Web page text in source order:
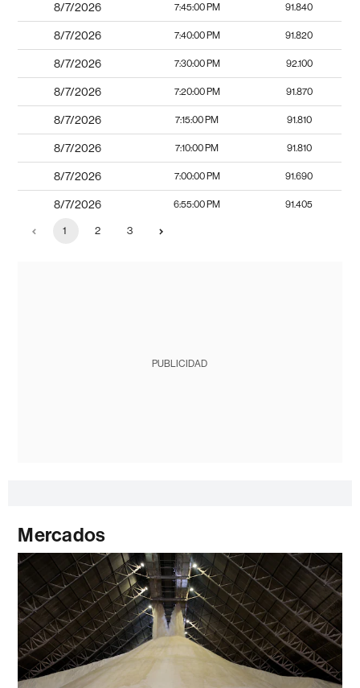
8/7/2026 7:45:00 PM 91.840
8/7/2026 7:40:00 PM 91.820
8/7/2026 7:30:00 PM 92.100
8/7/2026 7:20:00 PM 91.870
8/7/2026 7:15:00 PM 91.810
8/7/2026 7:10:00 PM 91.810
8/7/2026 7:00:00 PM 91.690
8/7/2026 6:55:00 PM 91.405
1 2 3
PUBLICIDAD
Mercados